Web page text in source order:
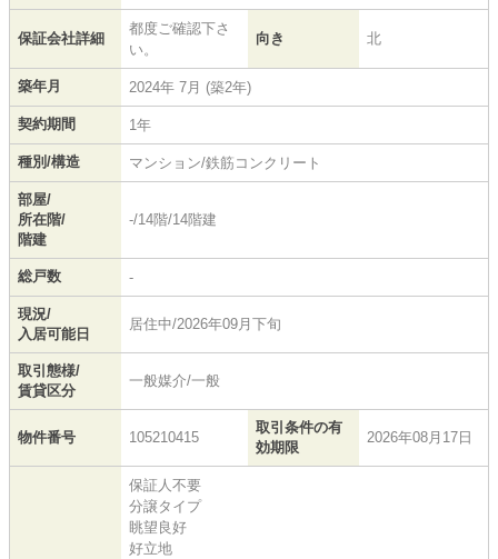
保証会社詳細
都度ご確認下さ
い。
向き 北
築年月 2024年 7月 (築2年)
契約期間 1年
種別/構造 マンション/鉄筋コンクリート
部屋/
所在階/
階建
-/14階/14階建
総戸数 -
現況/
入居可能日
居住中/2026年09月下旬
取引態様/
賃貸区分
一般媒介/一般
物件番号 105210415
取引条件の有
効期限
2026年08月17日
保証人不要
分譲タイプ
眺望良好
好立地